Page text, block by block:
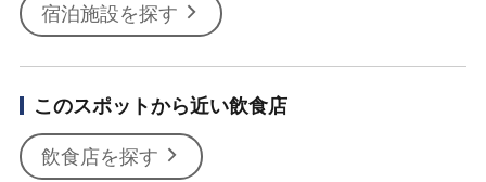
宿泊施設を探す
このスポットから近い飲食店
飲食店を探す